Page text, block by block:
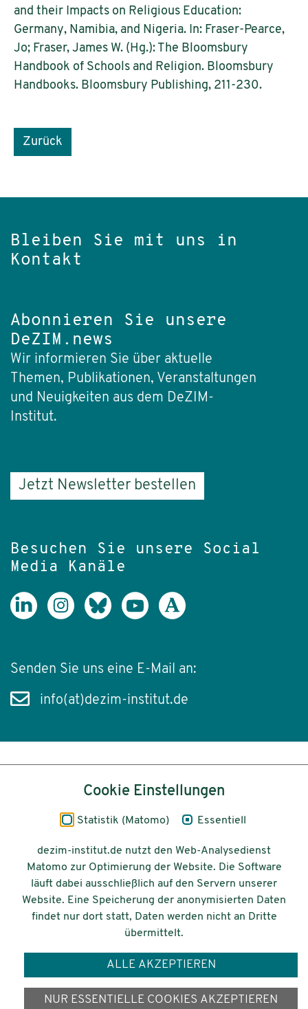
and their Impacts on Religious Education:
Germany, Namibia, and Nigeria. In: Fraser-Pearce,
Jo; Fraser, James W. (Hg.): The Bloomsbury
Handbook of Schools and Religion. Bloomsbury
Handbooks. Bloomsbury Publishing, 211-230.
Zurück
Bleiben Sie mit uns in
Kontakt
Abonnieren Sie unsere
DeZIM.news
Wir informieren Sie über aktuelle
Themen, Publikationen, Veranstaltungen
und Neuigkeiten aus dem DeZIM-
Institut.
Jetzt Newsletter bestellen
Besuchen Sie unsere Social
Media Kanäle
Senden Sie uns eine E-Mail an:
info(at)dezim-institut.de
Impressum
Datenschutz
Barrierefreiheit
© 2026 Deutsches Zentrum für
Integrations-
und Migrationsforschung DeZIM e.V.
Cookie Einstellungen
Statistik (Matomo) Essentiell
dezim-institut.de nutzt den Web-Analysedienst
Matomo zur Optimierung der Website. Die Software
läuft dabei ausschließlich auf den Servern unserer
Website. Eine Speicherung der anonymisierten Daten
findet nur dort statt, Daten werden nicht an Dritte
übermittelt.
ALLE AKZEPTIEREN
NUR ESSENTIELLE COOKIES AKZEPTIEREN